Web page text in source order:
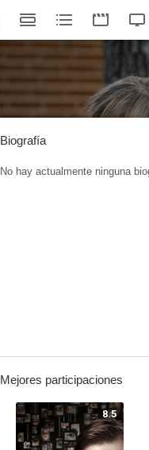
Biografía
No hay actualmente ninguna
Mejores participaciones
8.5